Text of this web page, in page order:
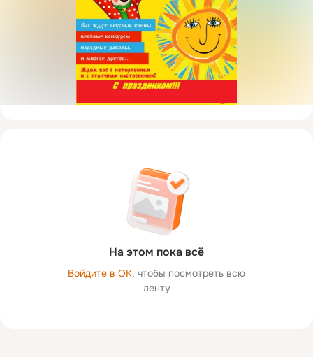
На этом пока всё
Войдите в ОК, чтобы посмотреть всю
ленту